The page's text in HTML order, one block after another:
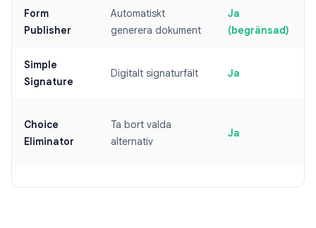
Form
Publisher
Automatiskt
generera dokument
Ja
(begränsad)
Simple
Signature
Digitalt signaturfält Ja
Choice
Eliminator
Ta bort valda
alternativ
Ja